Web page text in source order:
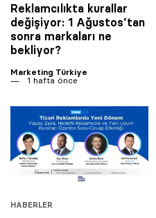
Reklamcılıkta kurallar
değişiyor: 1 Ağustos’tan
sonra markaları ne
bekliyor?
Marketing Türkiye
1 hafta önce
HABERLER